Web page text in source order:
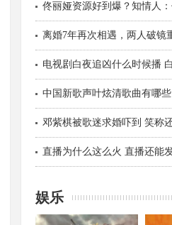
佟丽娅资源好到爆？知情人
现在想
离婚7年再次相遇，两人破镜
现
电视剧白夜追凶什么时候播
中国新歌声叶炫清歌曲有哪
邓紫棋被歌迷求婚吓到 笑称
直播为什么这么火 直播还能
娱乐